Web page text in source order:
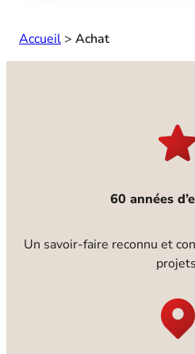
Accueil > Achat
60 années
Un savoir-faire reconnu et